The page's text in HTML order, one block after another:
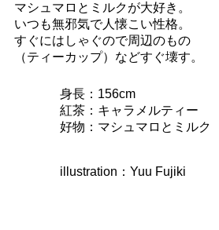
マシュマロとミルクが大好き。
いつも無邪気で人懐こい性格。
すぐにはしゃぐので周辺のもの
（ティーカップ）などすぐ壊す。
身長：156cm
紅茶：キャラメルティー
好物：マシュマロとミルク
illustration：Yuu Fujiki